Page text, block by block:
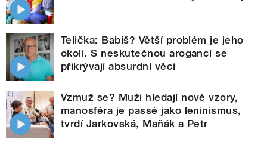
Telička: Babiš? Větší problém je jeho
okolí. S neskutečnou arogancí se
přikrývají absurdní věci
Vzmuž se? Muži hledají nové vzory,
manosféra je passé jako leninismus,
tvrdí Jarkovská, Maňák a Petr